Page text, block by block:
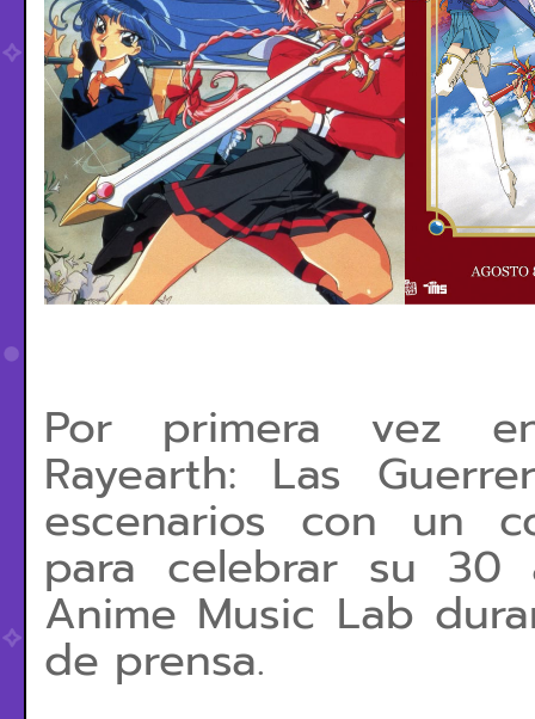
Por primera vez
Rayearth: Las
escenarios con un
para celebrar su 30
Anime Music Lab
de prensa.